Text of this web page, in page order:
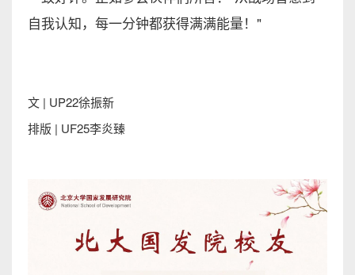
自我认知，每一分钟都获得满满能量！"
文 | UP22徐振新
排版 | UF25李炎臻